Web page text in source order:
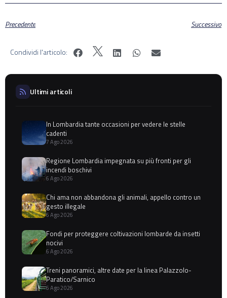
Precedente Successivo
Condividi l'articolo:
Ultimi articoli
In Lombardia tante occasioni per vedere le stelle
cadenti
7 Ago 2026
Regione Lombardia impegnata su più fronti per gli
incendi boschivi
6 Ago 2026
Chi ama non abbandona gli animali, appello contro un
gesto illegale
6 Ago 2026
Fondi per proteggere coltivazioni lombarde da insetti
nocivi
6 Ago 2026
Treni panoramici, altre date per la linea Palazzolo-
Paratico/Sarnico
6 Ago 2026